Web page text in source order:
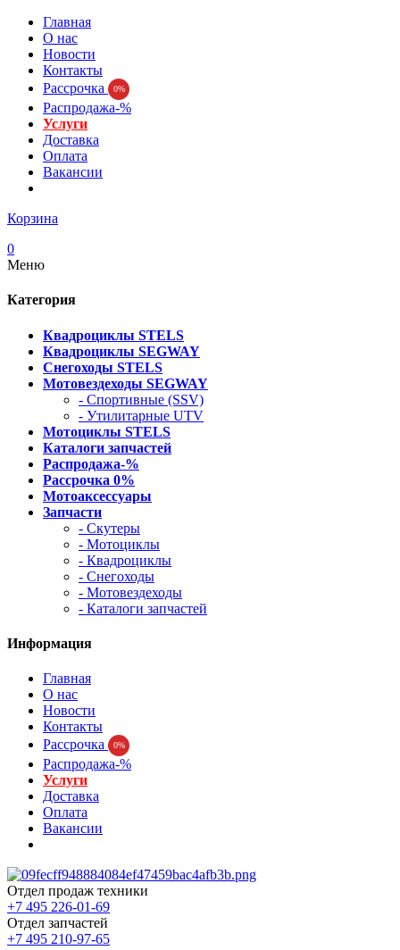
Главная
О нас
Новости
Контакты
Рассрочка
0%
Распродажа-%
Услуги
Доставка
Оплата
Вакансии
Корзина
0
Меню
Категория
Квадроциклы STELS
Квадроциклы SEGWAY
Снегоходы STELS
Мотовездеходы SEGWAY
- Спортивные (SSV)
- Утилитарные UTV
Мотоциклы STELS
Каталоги запчастей
Распродажа-%
Рассрочка 0%
Мотоаксессуары
Запчасти
- Скутеры
- Мотоциклы
- Квадроциклы
- Снегоходы
- Мотовездеходы
- Каталоги запчастей
Информация
Главная
О нас
Новости
Контакты
Рассрочка
0%
Распродажа-%
Услуги
Доставка
Оплата
Вакансии
Отдел продаж техники
+7 495 226-01-69
Отдел запчастей
+7 495 210-97-65